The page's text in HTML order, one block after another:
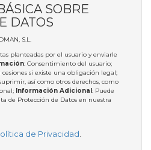
SOBRE
DATOS
S.L.
planteadas por el usuario y enviarle
: Consentimiento del usuario;
cesiones si existe una obligación legal;
así como otros derechos, como
Información Adicional: Puede
de Protección de Datos en nuestra
de Privacidad